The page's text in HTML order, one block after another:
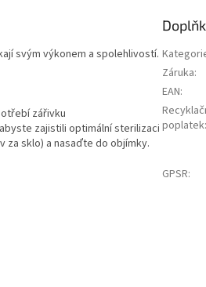
svým výkonem a spolehlivostí.
zářivku
zajistili optimální sterilizaci
za sklo) a nasaďte do objímky.
Záruka:
EAN:
poplatek:
GPSR: